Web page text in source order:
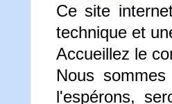
Ce site
technique et
Accueillez le
Nous
l'espérons,